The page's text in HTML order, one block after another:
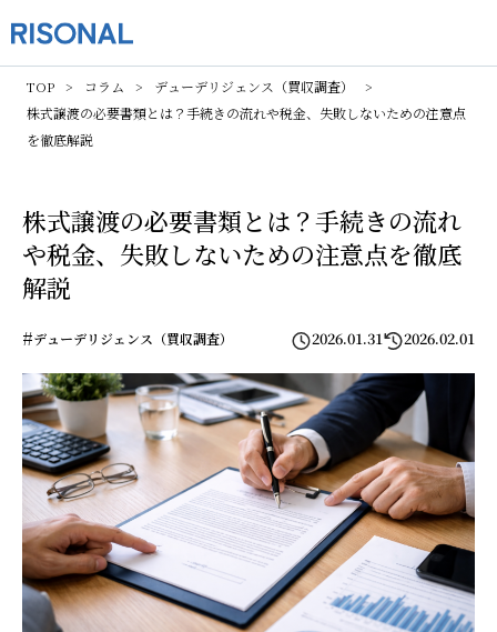
TOP コラム
デューデリジェンス（買収調査）
株式譲渡の必要書類とは？手続きの流れや税金、失敗しないための注意点
を徹底解説
株式譲渡の必要書類とは？手続きの流れ
や税金、失敗しないための注意点を徹底
解説
#デューデリジェンス（買収調査） 2026.01.31 2026.02.01